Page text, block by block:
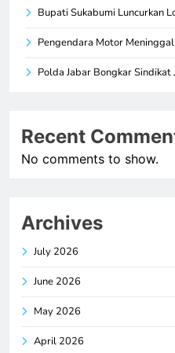
Bupati Sukabumi Luncurkan
Pengendara Motor
Polda Jabar Bongkar
Recent
No comments to show.
Archives
July 2026
June 2026
May 2026
April 2026